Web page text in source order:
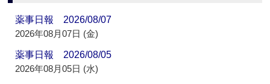
薬事日報 2026/08/07
2026年08月07日 (金)
薬事日報 2026/08/05
2026年08月05日 (水)